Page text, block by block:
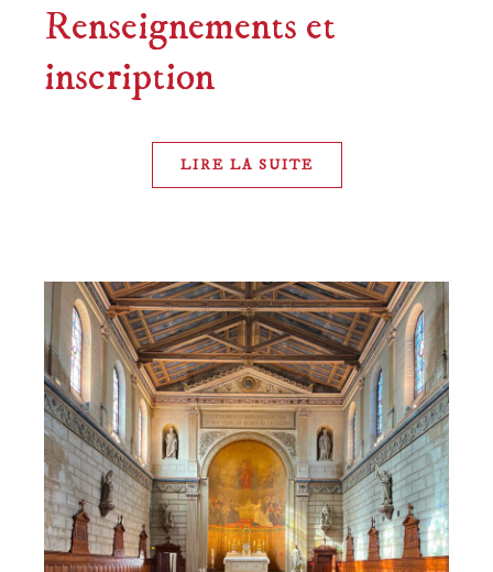
Renseignements et
inscription
LIRE LA SUITE